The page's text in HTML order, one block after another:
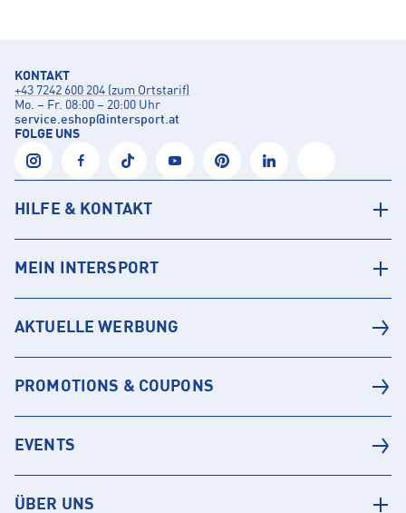
KONTAKT
+43 7242 600 204 (zum Ortstarif)
Mo. – Fr. 08:00 – 20:00 Uhr
service.eshop@intersport.at
FOLGE UNS
HILFE & KONTAKT
MEIN INTERSPORT
AKTUELLE WERBUNG
PROMOTIONS & COUPONS
EVENTS
ÜBER UNS